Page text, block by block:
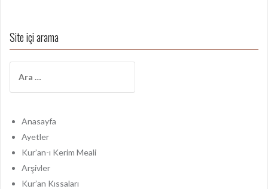
Site içi arama
a
a
Anasayfa
Ayetler
Kur’an-ı Kerim Meali
Arşivler
Kur’an Kıssaları